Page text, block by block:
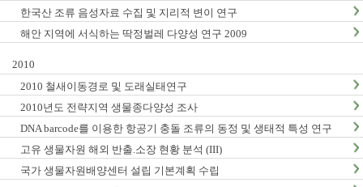
한국산 조류 음성자료 수집 및 지리적 변이 연구
해안 지역에 서식하는 딱정벌레 다양성 연구 2009
2010
2010 철새이동경로 및 도래실태연구
2010년도 전략지역 생물종다양성 조사
DNA barcode를 이용한 항공기 충돌 조류의 동정 및 생태적 특성 연구
고유 생물자원 해외 반출.소장 현황 분석 (III)
국가 생물자원배양센터 설립 기본계획 수립